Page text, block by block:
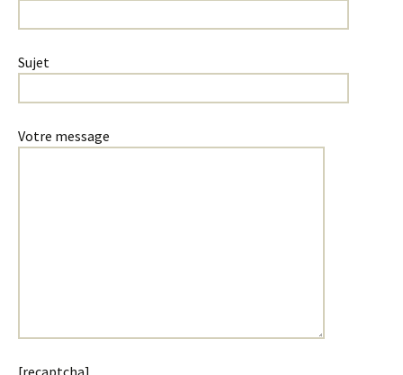
Sujet
Votre message
[recaptcha]